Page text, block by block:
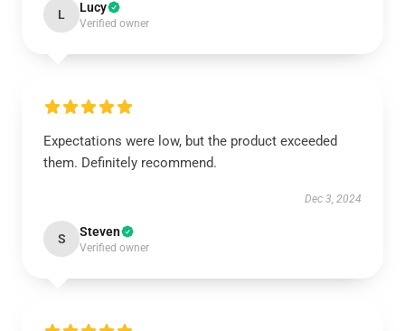
L Lucy
Verified owner
Expectations were low, but the product exceeded
them. Definitely recommend.
Dec 3, 2024
S Steven
Verified owner